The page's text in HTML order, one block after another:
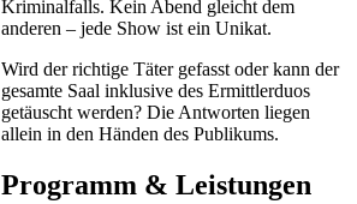
Kriminalfalls. Kein Abend gleicht dem
anderen – jede Show ist ein Unikat.
Wird der richtige Täter gefasst oder kann der
gesamte Saal inklusive des Ermittlerduos
getäuscht werden? Die Antworten liegen
allein in den Händen des Publikums.
Programm & Leistungen